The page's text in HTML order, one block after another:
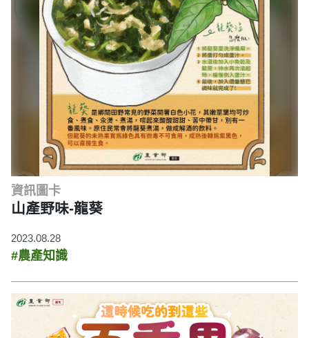
資訊圖卡
山產野味-龍葵
2023.08.28
#農產知識